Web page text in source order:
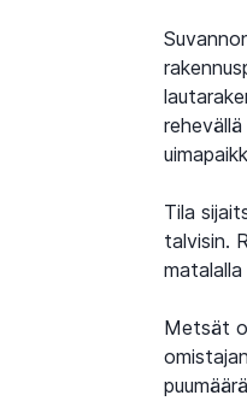
Tila
talvisin.
Metsät